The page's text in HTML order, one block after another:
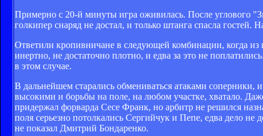
Примерно с 20-й минуты игра оживилась. После углового
голкипер снаряд не достал, и только штанга спасла
Ответили кропивничане в следующей комбинации, когда
инертно, не достаточно плотно, и едва за это не
в этом случае.
В дальнейшем старались обмениваться атаками соперники,
высокими и борьбы на поле, на любом участке, хватало.
придержал форварда Сесе Франк, но арбитр не решился
поля серьезно потолкались Сергийчук и Пепе, едва дело
не показал Дмитрий Бондаренко.